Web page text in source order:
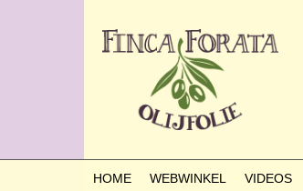
HOME WEBWINKEL VIDEOS